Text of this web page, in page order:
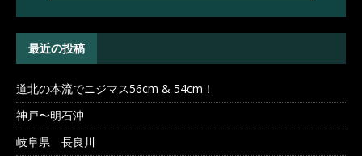
最近の投稿
道北の本流でニジマス56cm & 54cm！
神戸〜明石沖
岐阜県 長良川